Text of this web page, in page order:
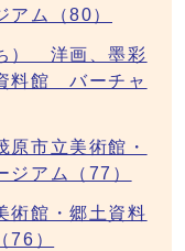
ム（80）
） 洋画、墨彩
料館 バーチャ
原市立美術館・
アム（77）
術館・郷土資料
）